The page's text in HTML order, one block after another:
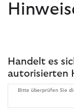
Handelt es
autorisierten
Bitte überprüfen Sie